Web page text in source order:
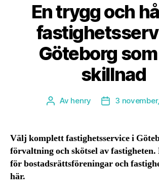
En trygg och
Göteborg
skillnad
Inläggsförfattare
Av henry Inläggsdatum
3
Välj komplett fastighetsservice i
förvaltning och skötsel av
för bostadsrättsföreningar och
här.